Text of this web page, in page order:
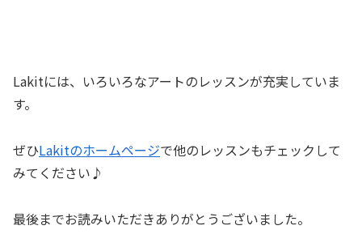
Lakitには、いろいろなアートのレッスンが充実していま
す。
ぜひLakitのホームページで他のレッスンもチェックして
みてください♪
最後までお読みいただきありがとうございました。